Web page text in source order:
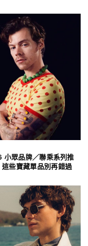
小眾品牌／聯乘系列推
些寶藏單品別再錯過